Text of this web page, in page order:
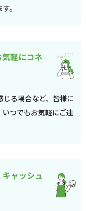
。
軽にコネ
る場合など、皆様に
つでもお気軽にご連
ャッシュ